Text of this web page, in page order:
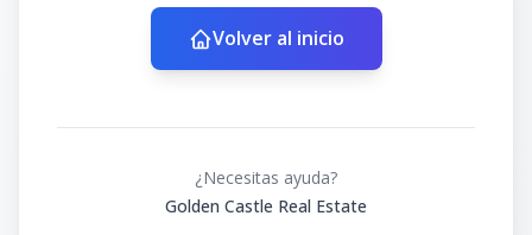
Volver al inicio
¿Necesitas ayuda?
Golden Castle Real Estate